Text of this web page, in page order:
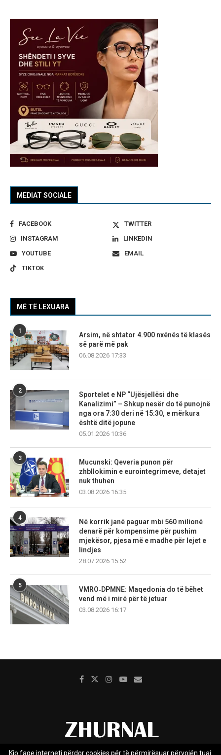
MEDIAT SOCIALE
FACEBOOK
TWITTER
INSTAGRAM
LINKEDIN
YOUTUBE
EMAIL
TIKTOK
MË TË LEXUARA
1
Arsim, në shtator 4.900 nxënës të klasës
së parë më pak
06.08.2026 17:33
2
Sportelet e NP “Ujësjellësi dhe
Kanalizimi” – Shkup nesër do të punojnë
nga ora 7:30 deri në 15:30, e mërkura
është ditë jopune
05.01.2026 10:36
3
Mucunski: Qeveria punon për
zhbllokimin e eurointegrimeve, detajet
nuk thuhen
03.08.2026 16:35
4
Në korrik janë paguar mbi 560 milionë
denarë për kompensime për pushim
mjekësor, pjesa më e madhe për lejet e
lindjes
28.07.2026 15:52
5
VMRO‑DPMNE: Maqedonia do të bëhet
vend më i mirë për të jetuar
03.08.2026 16:17
Kjo faqe interneti përdor cookies për të përmirësuar përvojën tuaj.